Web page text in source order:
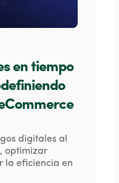
en tiempo
digitales al
optimizar
la eficiencia en